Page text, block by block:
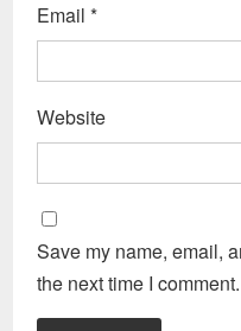
Email*
Website
Save my name, email,
the next time I comment.